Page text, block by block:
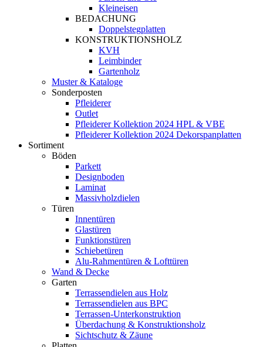
Kleineisen
BEDACHUNG
Doppelstegplatten
KONSTRUKTIONSHOLZ
KVH
Leimbinder
Gartenholz
Muster & Kataloge
Sonderposten
Pfleiderer
Outlet
Pfleiderer Kollektion 2024 HPL & VBE
Pfleiderer Kollektion 2024 Dekorspanplatten
Sortiment
Böden
Parkett
Designboden
Laminat
Massivholzdielen
Türen
Innentüren
Glastüren
Funktionstüren
Schiebetüren
Alu-Rahmentüren & Lofttüren
Wand & Decke
Garten
Terrassendielen aus Holz
Terrassendielen aus BPC
Terrassen-Unterkonstruktion
Überdachung & Konstruktionsholz
Sichtschutz & Zäune